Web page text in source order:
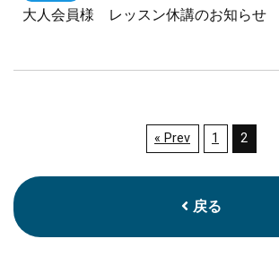
大人会員様 レッスン休講のお知らせ
« Prev 1 2
戻る